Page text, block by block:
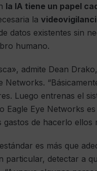
la IA tiene un papel
la
datos existentes sin
humano.
admite Dean
Networks.
Luego entrenas el
Eagle Eye Networks
de hacerlo ellos
es más que
detectar a